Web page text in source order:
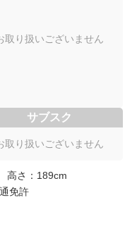
取り扱いございません
サブスク
取り扱いございません
さ：189cm
免許